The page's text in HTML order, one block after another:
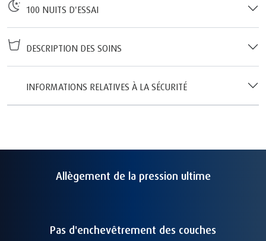
100 NUITS D'ESSAI
DESCRIPTION DES SOINS
INFORMATIONS RELATIVES À LA SÉCURITÉ
Allègement de la pression ultime
Pas d'enchevêtrement des couches